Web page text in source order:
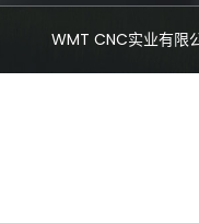
WMT CNC实业有限